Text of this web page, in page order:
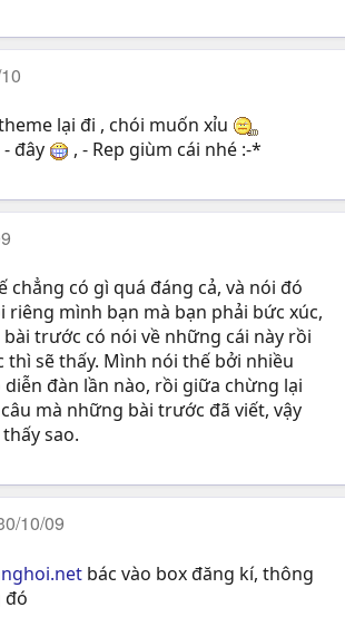
lại đi , chói muốn xỉu
đây
, - Rep giùm cái nhé :-*
chẳng có gì quá đáng cả, và nói đó
riêng mình bạn mà bạn phải bức xúc,
trước có nói về những cái này rồi
thì sẽ thấy. Mình nói thế bởi nhiều
đàn lần nào, rồi giữa chừng lại
mà những bài trước đã viết, vậy
sao.
10/09
bác vào box đăng kí, thông
đó